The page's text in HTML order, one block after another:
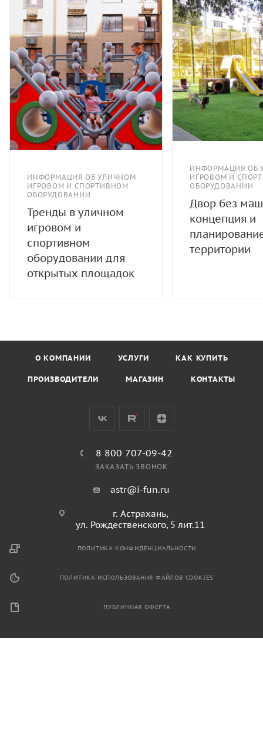
ИНФОРМАЦИЯ ОБ УЛИЧНОМ
ИГРОВОМ И СПОРТИВНОМ
ОБОРУДОВАНИИ
Тренды в уличном
игровом и
спортивном
оборудовании для
открытых площадок
ИНФОРМАЦИЯ ОБ
ИГРОВОМ И
ОБОРУДОВАНИИ
Двор без
концепция и
территории
О КОМПАНИИ УСЛУГИ КАК КУПИТЬ
ПРОИЗВОДИТЕЛИ МАГАЗИН КОНТАКТЫ
8 800 707-09-42
ЗАКАЗАТЬ ЗВОНОК
astr@i-fun.ru
г. Астрахань,
ул. Рождественского, 5 лит.11
ПОЛИТИКА КОНФИДЕНЦИАЛЬНОСТИ
ПОЛИТИКА ИСПОЛЬЗОВАНИЯ ФАЙЛОВ COOKIES
ПУБЛИЧНАЯ ОФЕРТА